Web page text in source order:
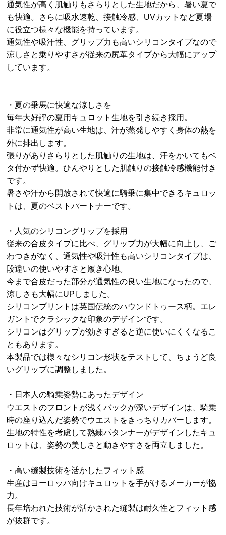
通気性が高く肌触りもさらりとした生地だから、暑い夏で
も快適。さらに吸水速乾、接触冷感、UVカットなど夏場
に役立つ様々な機能を持っています。
通気性や吸汗性、グリップ力も高いシリコンタイプなので
涼しさと乗りやすさが従来の尻革タイプから大幅にアップ
しています。
・夏の乗馬に快適な涼しさを
毎年大好評の夏用キュロット生地を引き続き採用。
非常に通気性が高い生地は、汗が蒸発しやすく身体の熱を
外に排出します。
張りがありさらりとした肌触りの生地は、汗をかいてもベ
タ付かず快適。ひんやりとした肌触りの接触冷感機能付き
です。
暑さや汗から開放されて快適に騎乗に集中できるキュロッ
トは、夏のベストパートナーです。
・人気のシリコングリップを採用
従来の合皮タイプに比べ、グリップ力が大幅に向上し、ご
わつきがなく、通気性や吸汗性も高いシリコンタイプは、
段違いの使いやすさと履き心地。
今まで合皮だった部分が通気性の良い生地になったので、
涼しさも大幅にUPしました。
シリコンプリントは英国伝統のハウンドトゥース柄。エレ
ガントでクラシックな印象のデザインです。
シリコンはグリップが効きすぎると逆に使いにくくなるこ
ともあります。
本製品では様々なシリコン形状をテストして、ちょうど良
いグリップに調整しました。
・日本人の騎乗姿勢にあったデザイン
ウエストのフロントが浅くバックが深いデザインは、騎乗
時の座り込んだ姿勢でウエストをきっちりカバーします。
生地の特性を考慮して熟練パタンナーがデザインしたキュ
ロットは、姿勢の美しさと動きやすさを両立しました。
・高い縫製技術を活かしたフィット感
生産はヨーロッパ向けキュロットを手がけるメーカーが協
力。
長年培われた技術が活かされた縫製は耐久性とフィット感
が抜群です。